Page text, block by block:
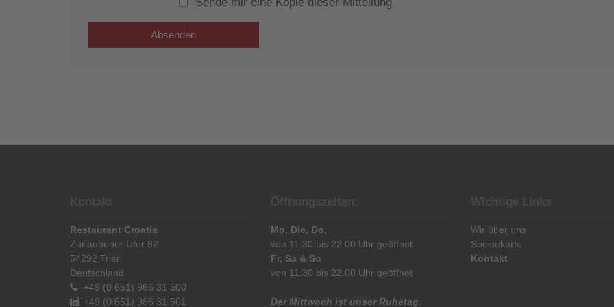
Absenden
Restaurant Croatia
Zurlaubener Ufer 82
54292 Trier
Deutschland
+49 (0 651) 966 31 500
+49 (0 651) 966 31 501
Mo, Die, Do,
von 11.30 bis 22.00 Uhr geöffnet
Fr, Sa & So
von 11.30 bis 22.00 Uhr geöffnet
Der Mittwoch ist unser Ruhetag.
Wir über uns
Speisekarte
Kontakt